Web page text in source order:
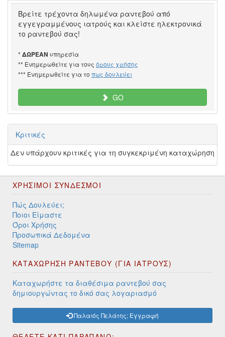
Βρείτε τρέχοντα δηλωμένα ραντεβού από
εγγεγραμμένους ιατρούς και κλείστε ηλεκτρονικά
το ραντεβού σας!
* ΔΩΡΕΑΝ υπηρεσία
** Ενημερωθείτε για τους όρους χρήσης
*** Ενημερωθείτε για το πως δουλεύει
GO
Κριτικές
Δεν υπάρχουν κριτικές για τη συγκεκριμένη καταχώρηση
ΧΡΉΣΙΜΟΙ ΣΎΝΔΕΣΜΟΙ
Πώς Δουλεύει;
Ποιοι Είμαστε
Όροι Χρήσης
Προσωπικά Δεδομένα
Sitemap
ΚΑΤΑΧΩΡΗΣΗ ΡΑΝΤΕΒΟΥ (ΓΙΑ ΙΑΤΡΟΥΣ)
Καταχωρήστε τα διαθέσιμα ραντεβού σας
δημιουργώντας το δικό σας λογαριασμό
Παλαιός Πελάτης; Εγγραφή